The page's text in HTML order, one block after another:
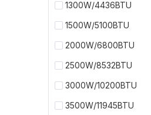
1300W/4436BTU
1500W/5100BTU
2000W/6800BTU
2500W/8532BTU
3000W/10200BTU
3500W/11945BTU